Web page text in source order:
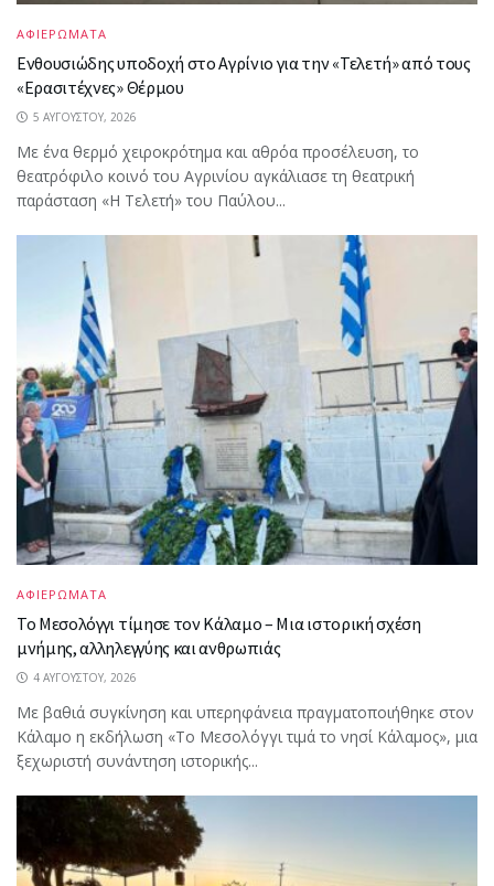
ΑΦΙΕΡΩΜΑΤΑ
Ενθουσιώδης υποδοχή στο Αγρίνιο για την «Τελετή» από τους
«Ερασιτέχνες» Θέρμου
5 ΑΥΓΟΎΣΤΟΥ, 2026
Με ένα θερμό χειροκρότημα και αθρόα προσέλευση, το
θεατρόφιλο κοινό του Αγρινίου αγκάλιασε τη θεατρική
παράσταση «Η Τελετή» του Παύλου...
ΑΦΙΕΡΩΜΑΤΑ
Το Μεσολόγγι τίμησε τον Κάλαμο – Μια ιστορική σχέση
μνήμης, αλληλεγγύης και ανθρωπιάς
4 ΑΥΓΟΎΣΤΟΥ, 2026
Με βαθιά συγκίνηση και υπερηφάνεια πραγματοποιήθηκε στον
Κάλαμο η εκδήλωση «Το Μεσολόγγι τιμά το νησί Κάλαμος», μια
ξεχωριστή συνάντηση ιστορικής...